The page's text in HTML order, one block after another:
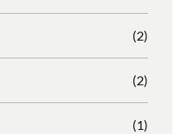
(2)
(2)
(1)